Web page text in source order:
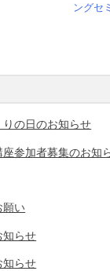
ングセ
りの日のお知らせ
参加者募集のお知
願い
知らせ
知らせ